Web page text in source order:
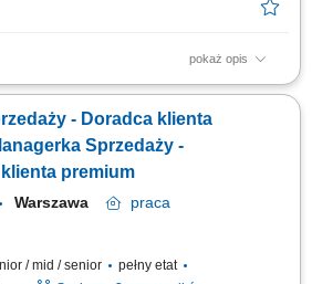
pokaż opis
stolarzy, biur projektowych oraz
rozwijanie relacji z klientami, pozyskiwanie
współpracy z obecnymi klientami,
- Doradca klienta
Sprzedaży -
premium
Warszawa
praca
/ mid / senior
pełny etat